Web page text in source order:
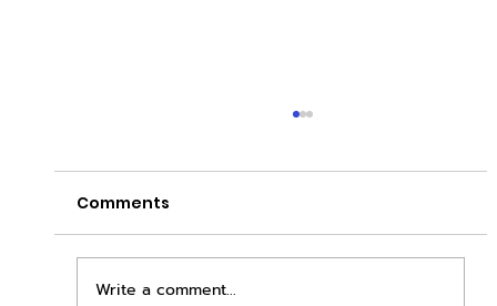
Comments
Write a comment...